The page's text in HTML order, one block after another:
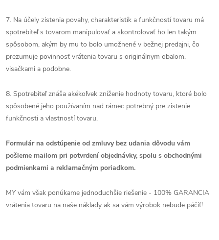
7. Na účely zistenia povahy, charakteristík a funkčností tovaru má
spotrebiteľ s tovarom manipulovať a skontrolovať ho len takým
spôsobom, akým by mu to bolo umožnené v bežnej predajni, čo
prezumuje povinnosť vrátenia tovaru s originálnym obalom,
visačkami a podobne.
8. Spotrebiteľ znáša akékoľvek zníženie hodnoty tovaru, ktoré bolo
spôsobené jeho používaním nad rámec potrebný pre zistenie
funkčnosti a vlastností tovaru.
Formulár na odstúpenie od zmluvy bez udania dôvodu vám
pošleme mailom pri potvrdení objednávky, spolu s obchodnými
podmienkami a reklamačným poriadkom.
MY vám však ponúkame jednoduchšie riešenie - 100% GARANCIA
vrátenia tovaru na naše náklady ak sa vám výrobok nebude páčiť!